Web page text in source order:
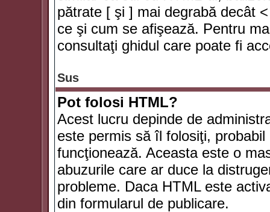
pătrate [ şi ] mai degrabă decât
ce şi cum se afişează. Pentru
consultaţi ghidul care poate fi
Sus
Pot folosi HTML?
Acest lucru depinde de
este permis să îl folosiţi,
funcţionează. Aceasta este o
abuzurile care ar duce la
probleme. Daca HTML este
din formularul de publicare.